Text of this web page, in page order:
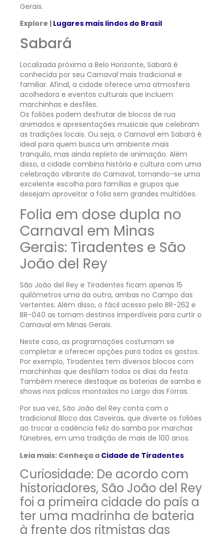
Gerais.
Explore | Lugares mais lindos do Brasil
Sabará
Localizada próxima a Belo Horizonte, Sabará é
conhecida por seu Carnaval mais tradicional e
familiar. Afinal, a cidade oferece uma atmosfera
acolhedora e eventos culturais que incluem
marchinhas e desfiles.
Os foliões podem desfrutar de blocos de rua
animados e apresentações musicais que celebram
as tradições locais. Ou seja, o Carnaval em Sabará é
ideal para quem busca um ambiente mais
tranquilo, mas ainda repleto de animação. Além
disso, a cidade combina história e cultura com uma
celebração vibrante do Carnaval, tornando-se uma
excelente escolha para famílias e grupos que
desejam aproveitar a folia sem grandes multidões.
Folia em dose dupla no
Carnaval em Minas
Gerais: Tiradentes e São
João del Rey
São João del Rey e Tiradentes ficam apenas 15
quilômetros uma da outra, ambas no Campo das
Vertentes. Além disso, o fácil acesso pelo BR-262 e
BR-040 as tornam destinos imperdíveis para curtir o
Carnaval em Minas Gerais.
Neste caso, as programações costumam se
completar e oferecer opções para todos os gostos.
Por exemplo, Tiradentes tem diversos blocos com
marchinhas que desfilam todos os dias da festa.
Também merece destaque as baterias de samba e
shows nos palcos montados no Largo das Forras.
Por sua vez, São João del Rey conta com o
tradicional Bloco das Caveiras, que diverte os foliões
ao trocar a cadência feliz do samba por marchas
fúnebres, em uma tradição de mais de 100 anos.
Leia mais: Conheça a Cidade de Tiradentes
Curiosidade: De acordo com
historiadores, São João del Rey
foi a primeira cidade do país a
ter uma madrinha de bateria
à frente dos ritmistas das